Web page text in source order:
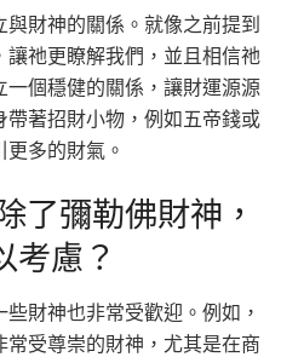
財神的關係。就像之前提到
祂更瞭解我們，並且相信祂
個穩健的關係，讓財運源源
著招財小物，例如五帝錢或
多的財氣。
了彌勒佛財神，
考慮？
財神也非常受歡迎。例如，
受尊崇的財神，尤其是在商